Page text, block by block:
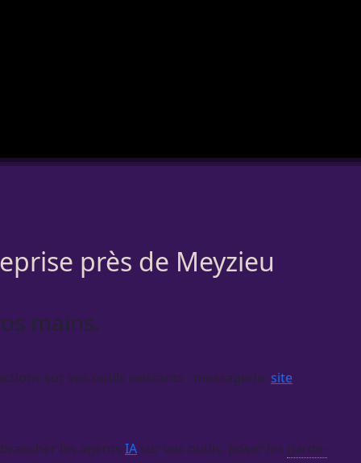
près de Meyzieu
mains.
sur vos outils existants : messagerie, site
les agents IA sur vos outils, poser les garde-